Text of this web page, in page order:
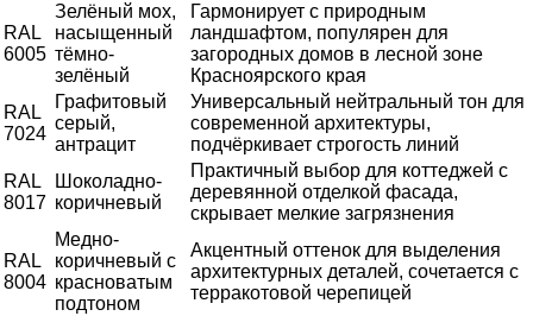
RAL
6005
Зелёный мох,
насыщенный
тёмно-
зелёный
Гармонирует с природным
ландшафтом, популярен для
загородных домов в лесной зоне
Красноярского края
RAL
7024
Графитовый
серый,
антрацит
Универсальный нейтральный тон для
современной архитектуры,
подчёркивает строгость линий
RAL
8017
Шоколадно-
коричневый
Практичный выбор для коттеджей с
деревянной отделкой фасада,
скрывает мелкие загрязнения
RAL
8004
Медно-
коричневый с
красноватым
подтоном
Акцентный оттенок для выделения
архитектурных деталей, сочетается с
терракотовой черепицей